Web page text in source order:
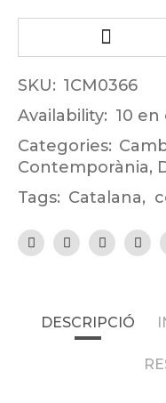
SKU: 1CM0366
Availability: 10 en
Categories:
Contemporània,
Tags: Catalana,
DESCRIPCIÓ